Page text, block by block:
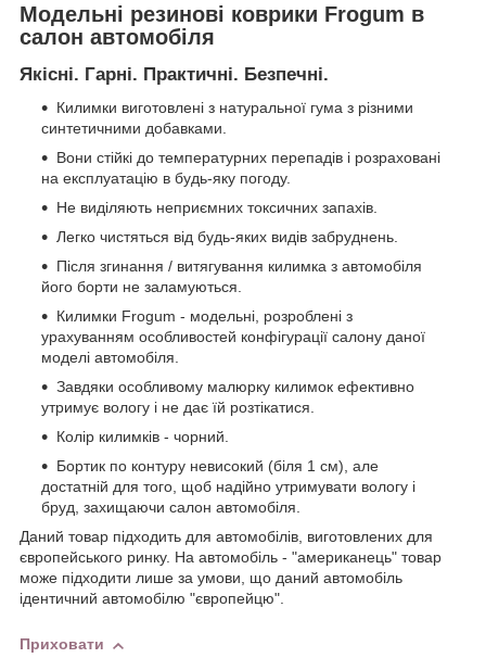
Модельні резинові коврики Frogum в
салон автомобіля
Якісні. Гарні. Практичні. Безпечні.
Килимки виготовлені з натуральної гума з різними
синтетичними добавками.
Вони стійкі до температурних перепадів і розраховані
на експлуатацію в будь-яку погоду.
Не виділяють неприємних токсичних запахів.
Легко чистяться від будь-яких видів забруднень.
Після згинання / витягування килимка з автомобіля
його борти не заламуються.
Килимки Frogum - модельні, розроблені з
урахуванням особливостей конфігурації салону даної
моделі автомобіля.
Завдяки особливому малюрку килимок ефективно
утримує вологу і не дає їй розтікатися.
Колір килимків - чорний.
Бортик по контуру невисокий (біля 1 см), але
достатній для того, щоб надійно утримувати вологу і
бруд, захищаючи салон автомобіля.
Даний товар підходить для автомобілів, виготовлених для
європейського ринку. На автомобіль - "американець" товар
може підходити лише за умови, що даний автомобіль
ідентичний автомобілю "європейцю".
Приховати